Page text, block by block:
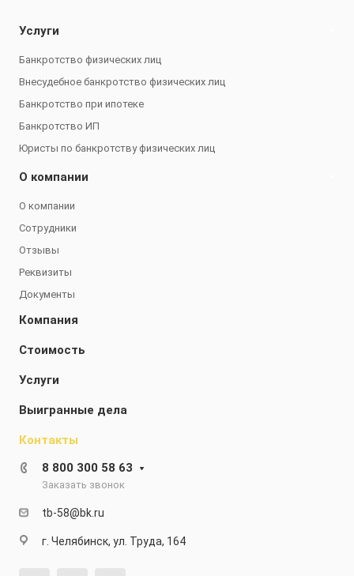
Услуги
Банкротство физических лиц
Внесудебное банкротство физических лиц
Банкротство при ипотеке
Банкротство ИП
Юристы по банкротству физических лиц
О компании
О компании
Сотрудники
Отзывы
Реквизиты
Документы
Компания
Стоимость
Услуги
Выигранные дела
Контакты
8 800 300 58 63
Заказать звонок
tb-58@bk.ru
г. Челябинск, ул. Труда, 164